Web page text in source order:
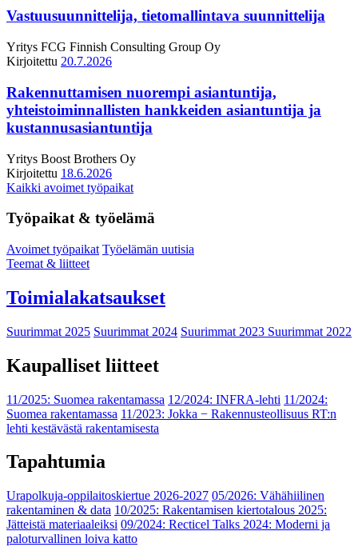
Vastuusuunnittelija, tietomallintava suunnittelija
Yritys FCG Finnish Consulting Group Oy
Kirjoitettu 20.7.2026
Rakennuttamisen nuorempi asiantuntija,
yhteistoiminnallisten hankkeiden asiantuntija ja
kustannusasiantuntija
Yritys Boost Brothers Oy
Kirjoitettu 18.6.2026
Kaikki avoimet työpaikat
Työpaikat & työelämä
Avoimet työpaikat Työelämän uutisia
Teemat & liitteet
Toimialakatsaukset
Suurimmat 2025 Suurimmat 2024 Suurimmat 2023 Suurimmat 2022
Kaupalliset liitteet
11/2025: Suomea rakentamassa 12/2024: INFRA-lehti 11/2024:
Suomea rakentamassa 11/2023: Jokka − Rakennusteollisuus RT:n
lehti kestävästä rakentamisesta
Tapahtumia
Urapolkuja-oppilaitoskiertue 2026-2027 05/2026: Vähähiilinen
rakentaminen & data 10/2025: Rakentamisen kiertotalous 2025:
Jätteistä materiaaleiksi 09/2024: Recticel Talks 2024: Moderni ja
paloturvallinen loiva katto